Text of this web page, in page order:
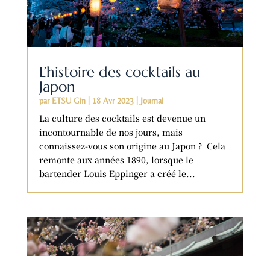
L’histoire des cocktails au
Japon
par ETSU Gin| 18 Avr 2023| Journal
La culture des cocktails est devenue un
incontournable de nos jours, mais
connaissez-vous son origine au Japon ? Cela
remonte aux années 1890, lorsque le
bartender Louis Eppinger a créé le...